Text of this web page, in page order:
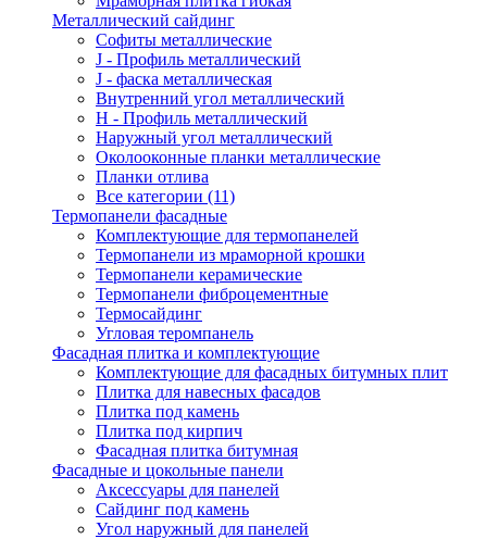
Металлический сайдинг
Cофиты металлические
J - Профиль металлический
J - фаска металлическая
Внутренний угол металлический
Н - Профиль металлический
Наружный угол металлический
Околооконные планки металлические
Планки отлива
Все категории (11)
Термопанели фасадные
Комплектующие для термопанелей
Термопанели из мраморной крошки
Термопанели керамические
Термопанели фиброцементные
Термосайдинг
Угловая теромпанель
Фасадная плитка и комплектующие
Комплектующие для фасадных битумных плит
Плитка для навесных фасадов
Плитка под камень
Плитка под кирпич
Фасадная плитка битумная
Фасадные и цокольные панели
Аксессуары для панелей
Сайдинг под камень
Угол наружный для панелей